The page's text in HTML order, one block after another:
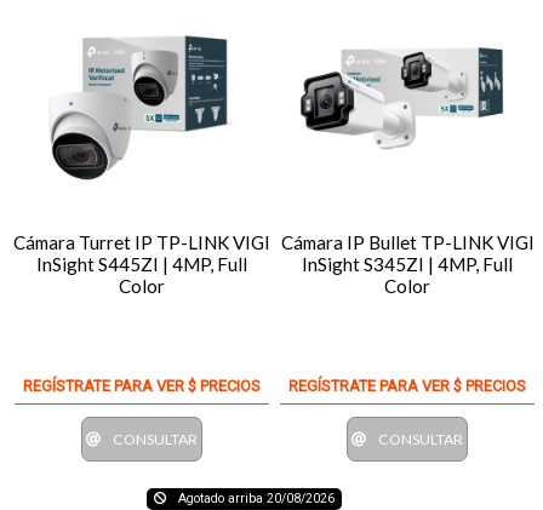
Cámara Turret IP TP-LINK VIGI
InSight S445ZI | 4MP, Full
Color
REGÍSTRATE PARA VER $ PRECIOS
CONSULTAR
Cámara IP Bullet TP-LINK VIGI
InSight S345ZI | 4MP, Full
Color
REGÍSTRATE PARA VER $ PRECIOS
CONSULTAR
Agotado arriba 20/08/2026